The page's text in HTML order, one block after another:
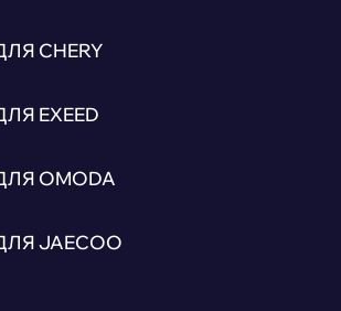
CHERY
EXEED
OMODA
JAECOO